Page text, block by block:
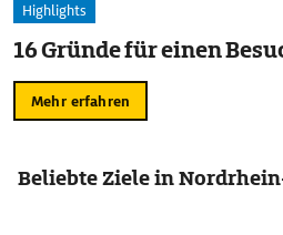
Highlights
16 Gründe für einen
Mehr erfahren
Beliebte Ziele in